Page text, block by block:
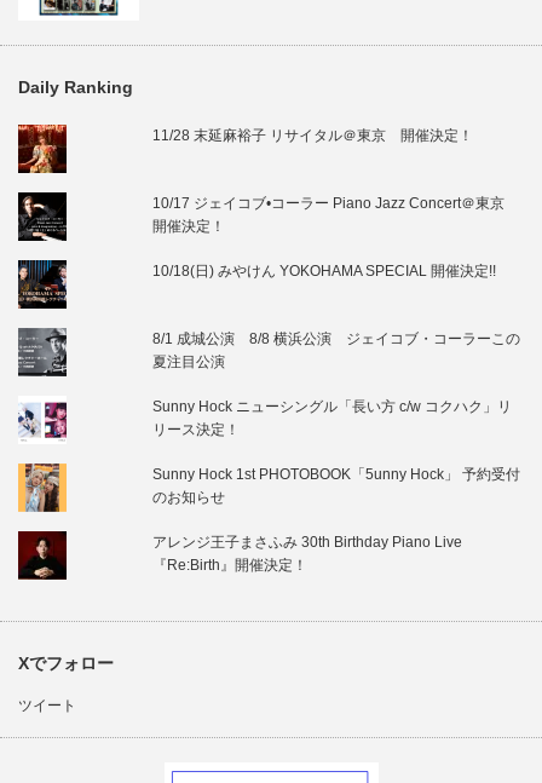
Daily Ranking
11/28 末延麻裕子 リサイタル＠東京 開催決定！
10/17 ジェイコブ•コーラー Piano Jazz Concert＠東京
開催決定！
10/18(日) みやけん YOKOHAMA SPECIAL 開催決定!!
8/1 成城公演 8/8 横浜公演 ジェイコブ・コーラーこの
夏注目公演
Sunny Hock ニューシングル「長い方 c/w コクハク」リ
リース決定！
Sunny Hock 1st PHOTOBOOK「5unny Hock」 予約受付
のお知らせ
アレンジ王子まさふみ 30th Birthday Piano Live
『Re:Birth』開催決定！
Xでフォロー
ツイート